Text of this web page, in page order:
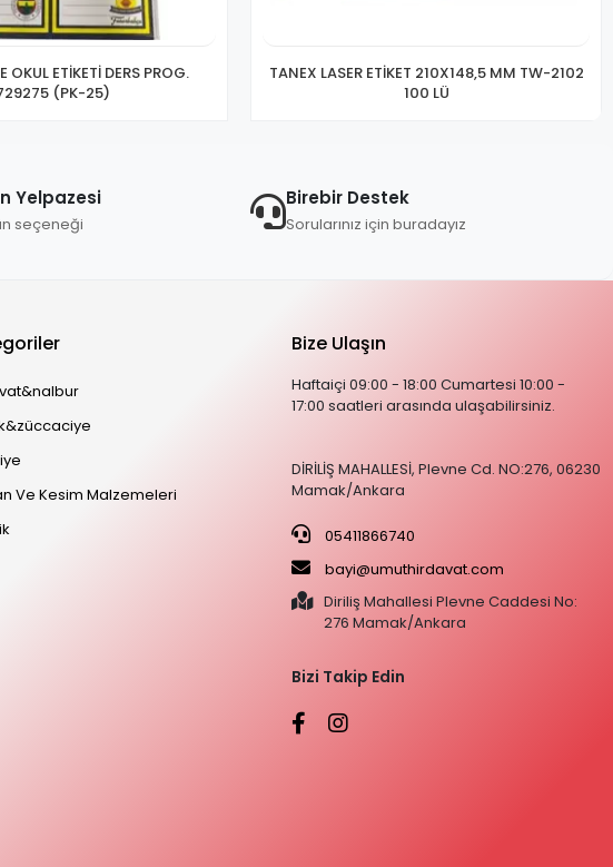
OKUL ETİKETİ DERS PROG.
(PK-25)
TANEX LASER ETİKET 210X148,5 MM TW-2102
100 LÜ
Yelpazesi
seçeneği
Birebir Destek
Sorularınız için buradayız
Ve Kesim Malzemeleri
Bize Ulaşın
Haftaiçi 09:00 - 18:00 Cumartesi 10:00 -
17:00 saatleri arasında ulaşabilirsiniz.
DİRİLİŞ MAHALLESİ, Plevne Cd. NO:276, 06230
Mamak/Ankara
05411866740
bayi@umuthirdavat.com
Diriliş Mahallesi Plevne Caddesi No:
276 Mamak/Ankara
Bizi Takip Edin